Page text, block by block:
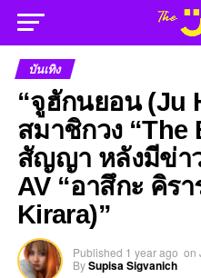
บันเทิง
“จูฮักนยอน (Ju
สมาชิกวง “The
สัญญา หลังมีข่า
AV “อาสึกะ คิร
Kirara)”
Published 1 year ago on
BySupisa Sigvanich